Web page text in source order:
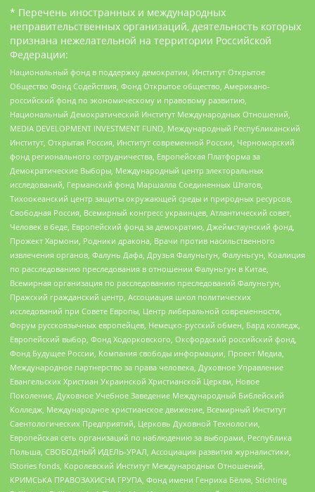
* Перечень иностранных и международных
неправительственных организаций, деятельность которых
признана нежелательной на территории Российской
Федерации:
Национальный фонд в поддержку демократии, Институт Открытое
Общество Фонд Содействия, Фонд Открытое общество, Американо-
российский фонд по экономическому и правовому развитию,
Национальный Демократический Институт Международных Отношений,
MEDIA DEVELOPMENT INVESTMENT FUND, Международный Республиканский
Институт, Открытая Россия, Институт современной России, Черноморский
фонд регионального сотрудничества, Европейская Платформа за
Демократические Выборы, Международный центр электоральных
исследований, Германский фонд Маршалла Соединенных Штатов,
Тихоокеанский центр защиты окружающей среды и природных ресурсов,
Свободная Россия, Всемирный конгресс украинцев, Атлантический совет,
Человек в беде, Европейский фонд за демократию, Джеймстаунский фонд,
Прожект Хармони, Родники дракона, Врачи против насильственного
извлечения органов, Фалунь Дафа, Друзья Фалуньгун, Фалуньгун, Коалиция
по расследованию преследования в отношении Фалуньгун в Китае,
Всемирная организация по расследованию преследований Фалуньгун,
Пражский гражданский центр, Ассоциация школ политических
исследований при Совете Европы, Центр либеральной современности,
Форум русскоязычных европейцев, Немецко-русский обмен, Бард колледж,
Европейский выбор, Фонд Ходорковского, Оксфордский российский фонд,
Фонд Будущее России, Компания свободы информации, Проект Медиа,
Международное партнерство за права человека, Духовное Управление
Евангельских Христиан Украинской Христианской Церкви, Новое
Поколение, Духовное Учебное Заведение Международный Библейский
Колледж, Международное христианское движение, Всемирный Институт
Саентологических Предприятий, Церковь Духовной Технологии,
Европейская сеть организаций по наблюдению за выборами, Республика
Польша, СВОБОДНЫЙ ИДЕЛЬ-УРАЛ, Ассоциация развития журналистики,
IStories fonds, Королевский Институт Международных Отношений,
КРИМСЬКА ПРАВОЗАХИСНА ГРУПА, Фонд имени Генриха Бёлля, Stichting